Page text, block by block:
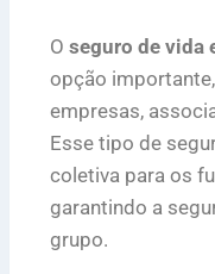
O seguro de vida
opção
empresas,
Esse tipo de
coletiva para os
garantindo a
grupo.